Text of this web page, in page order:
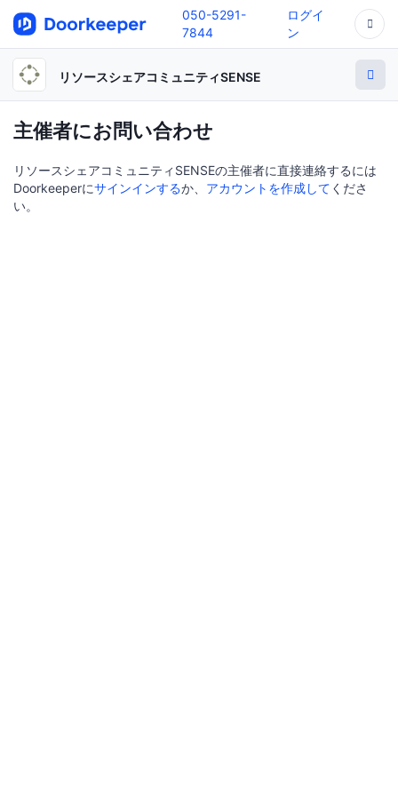
050-5291-
7844
ログイ
ン
リソースシェアコミュニティSENSE
主催者にお問い合わせ
リソースシェアコミュニティSENSEの主催者に直接連絡するには
Doorkeeperにサインインするか、 アカウントを作成して くださ
い。